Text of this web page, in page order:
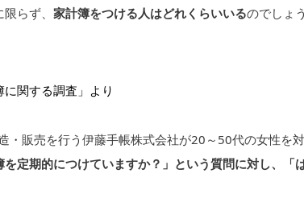
らず、 家計簿をつける人はどれくらいいるのでしょ
関する調査」より
・販売を行う伊藤手帳株式会社が20～50代の女性を
を定期的につけていますか？」という質問に対し、「